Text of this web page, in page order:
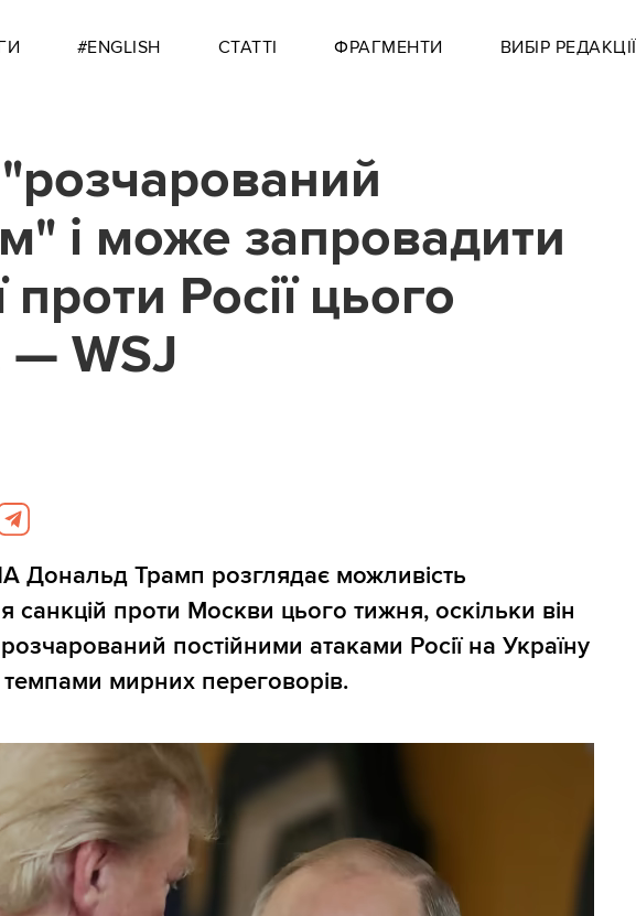
#ENGLISH СТАТТІ ФРАГМЕНТИ ВИБІР РЕДАКЦІЇ
і може запровадити
проти Росії цього
WSJ
Дональд Трамп розглядає можливість
санкцій проти Москви цього тижня, оскільки він
постійними атаками Росії на Україну
мирних переговорів.